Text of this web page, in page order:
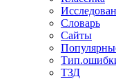
Словарь
Сайты
ТЗД